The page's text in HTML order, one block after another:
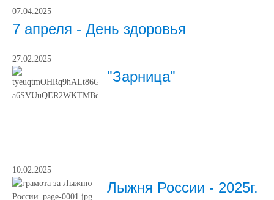
07.04.2025
7 апреля - День здоровья
27.02.2025
"Зарница"
10.02.2025
Лыжня России - 2025г.